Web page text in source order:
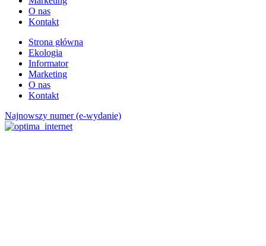
O nas
Kontakt
Strona główna
Ekologia
Informator
Marketing
O nas
Kontakt
Najnowszy numer (e-wydanie)